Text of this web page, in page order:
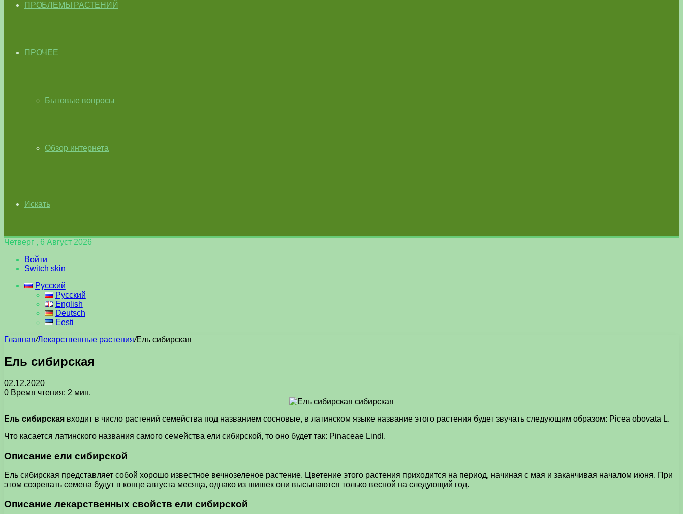
ПРОБЛЕМЫ РАСТЕНИЙ
ПРОЧЕЕ
Бытовые вопросы
Обзор интернета
Искать
Четверг , 6 Август 2026
Войти
Switch skin
Русский
Русский
English
Deutsch
Eesti
Главная/Лекарственные растения/Ель сибирская
Ель сибирская
02.12.2020
0 Время чтения: 2 мин.
Ель сибирская входит в число растений семейства под названием сосновые, в латинском языке название этого растения будет звучать следующим образом: Picea obovata L.
Что касается латинского названия самого семейства ели сибирской, то оно будет так: Pinaceae Lindl.
Описание ели сибирской
Ель сибирская представляет собой хорошо известное вечнозеленое растение. Цветение этого растения приходится на период, начиная с мая и заканчивая началом июня. При
этом созревать семена будут в конце августа месяца, однако из шишек они высыпаются только весной на следующий год.
Описание лекарственных свойств ели сибирской